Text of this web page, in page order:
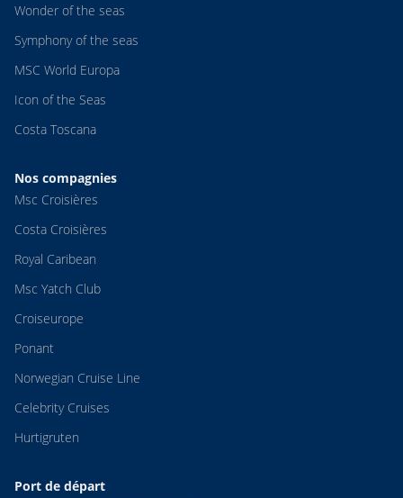
Wonder of the seas
Symphony of the seas
MSC World Europa
Icon of the Seas
Costa Toscana
Nos compagnies
Msc Croisières
Costa Croisières
Royal Caribean
Msc Yatch Club
Croiseurope
Ponant
Norwegian Cruise Line
Celebrity Cruises
Hurtigruten
Port de départ